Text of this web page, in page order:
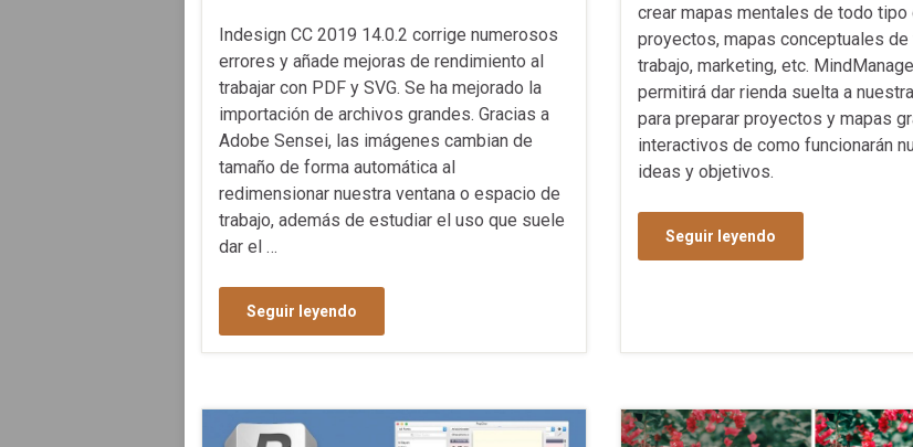
Indesign CC 2019 14.0.2 corrige numerosos
errores y añade mejoras de rendimiento al
trabajar con PDF y SVG. Se ha mejorado la
importación de archivos grandes. Gracias a
Adobe Sensei, las imágenes cambian de
tamaño de forma automática al
redimensionar nuestra ventana o espacio de
trabajo, además de estudiar el uso que suele
dar el …
Seguir leyendo
crear mapas mentales de todo tipo
proyectos, mapas conceptuales
trabajo, marketing, etc.
permitirá dar rienda suelta a
para preparar proyectos y mapas
interactivos de como funcionarán
ideas y objetivos.
Seguir leyendo